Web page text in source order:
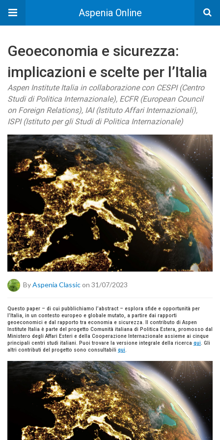
Aspenia Online
Geoeconomia e sicurezza:
implicazioni e scelte per l’Italia
Aspen Institute Italia in collaborazione con CESPI (Centro
Studi di Politica Internazionale), ECFR (European Council
on Foreign Relations), IAI (Istituto Affari Internazionali),
ISPI (Istituto per gli Studi di Politica Internazionale)
By Aspenia Classicon 31/07/2023
Questo paper – di cui pubblichiamo l’abstract – esplora sfide e opportunità per
l’Italia, in un contesto europeo e globale mutato, a partire dai rapporti
geoeconomici e dal rapporto tra economia e sicurezza. Il contributo di Aspen
Institute Italia è parte del progetto Comunità italiana di Politica Estera, promosso dal
Ministero degli Affari Esteri e della Cooperazione Internazionale assieme ai cinque
principali centri studi italiani. Puoi trovare la versione integrale della ricerca qui . Gli
altri contributi del progetto sono consultabili qui